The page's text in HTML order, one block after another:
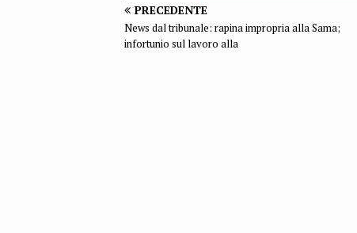
PRECEDENTE
News dal tribunale: rapina impropria alla Sama;
infortunio sul lavoro alla